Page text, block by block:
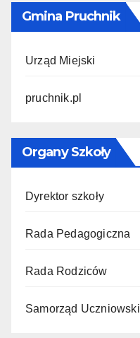
Gmina Pruchnik
Urząd Miejski
pruchnik.pl
Organy Szkoły
Dyrektor szkoły
Rada Pedagogiczna
Rada Rodziców
Samorząd Uczniowski